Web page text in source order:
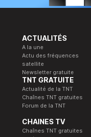
ACTUALITÉS
A la une
Actu des fréquences
satellite
Newsletter gratuite
TNT GRATUITE
Actualité de la TNT
Chaînes TNT gratuites
Forum de la TNT
CHAINES TV
Chaînes TNT gratuites